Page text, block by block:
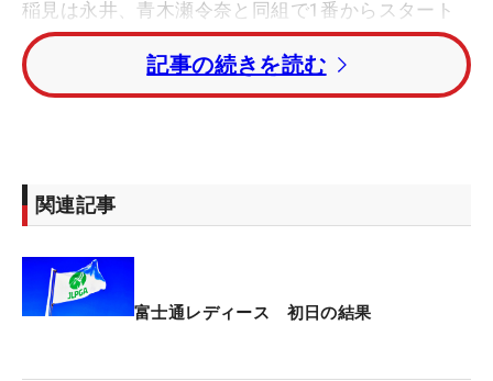
稲見は永井、青木瀬令奈と同組で1番からスタート
したが、15番終了時点で青木が棄権。それまで稲見
のマーカーを青木が務めていたが、永井が引継いだ
16番から18番までのサインが記入されていなかっ
その事実に気づかないまま、スコア提出後にアテス
ト会場を出てしまったことでペナルティが発生。こ
ール「18.ストロークプレーのスコアリング」に基づ
く違反となった。なお処置は18番ホールのスコアが
記事の続きを読む
関連記事
富士通レディース 初日の結果